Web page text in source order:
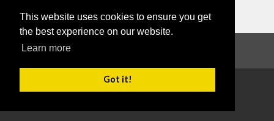
This website uses cookies to ensure you get
the best experience on our website.
Learn more
Got it!
Informații de interes public
Copyright 2026